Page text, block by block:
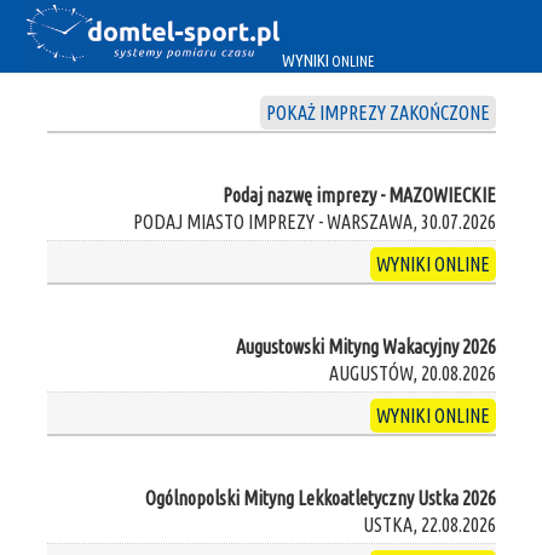
WYNIKI ONLINE
POKAŻ IMPREZY ZAKOŃCZONE
Podaj nazwę imprezy - MAZOWIECKIE
PODAJ MIASTO IMPREZY - WARSZAWA, 30.07.2026
WYNIKI ONLINE
Augustowski Mityng Wakacyjny 2026
AUGUSTÓW, 20.08.2026
WYNIKI ONLINE
Ogólnopolski Mityng Lekkoatletyczny Ustka 2026
USTKA, 22.08.2026